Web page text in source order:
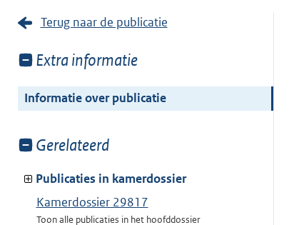
Terug naar de publicatie
Toon
van:
Extra informatie
Informatie over publicatie
Toon
van:
Gerelateerd
Publicaties in kamerdossier
Kamerdossier 29817
Toon alle publicaties in het hoofddossier